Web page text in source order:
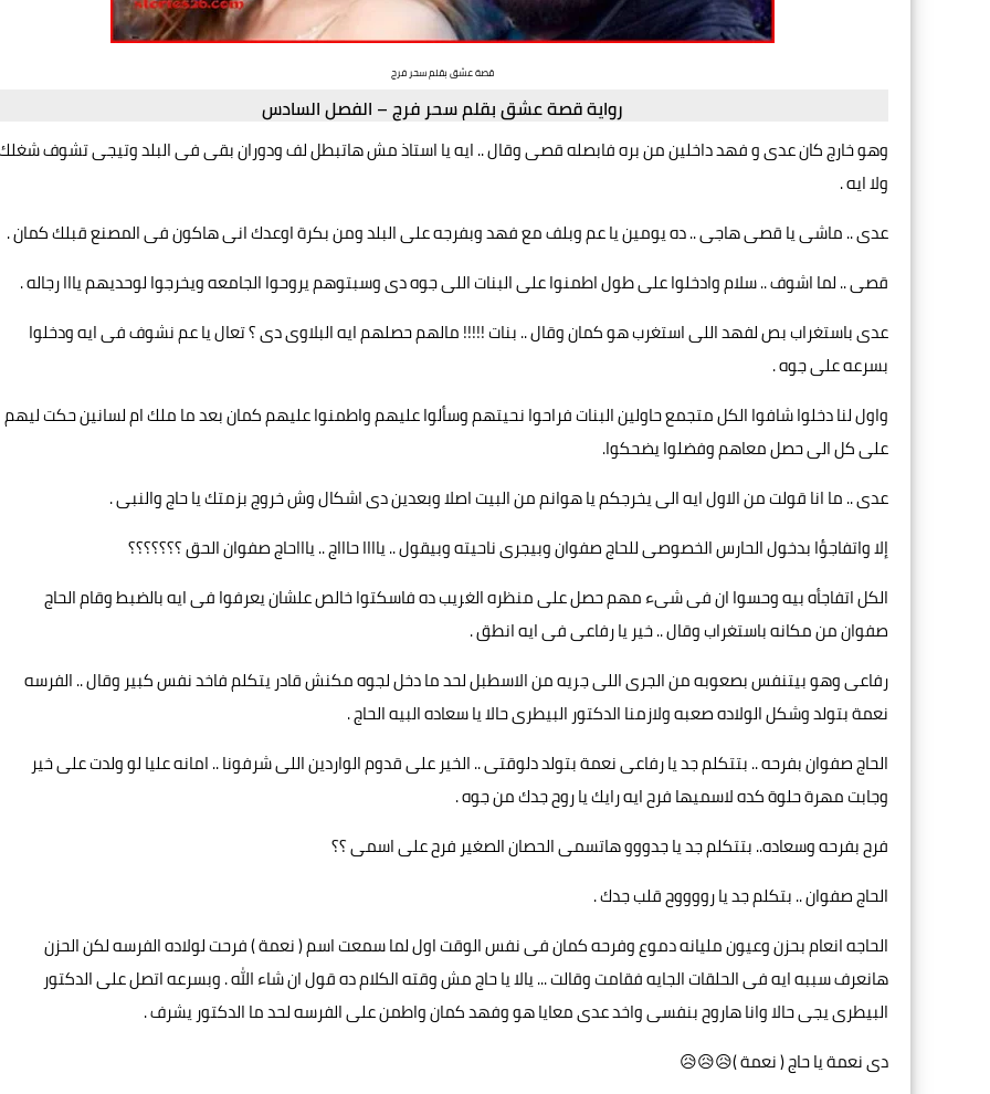
قصة عشق بقلم سحر فرج
رواية قصة عشق بقلم سحر فرج – الفصل السادس
وهو خارج كان عدى و فهد داخلين من بره فابصله قصى وقال .. ايه يا استاذ مش هاتبطل لف ودوران بقى فى البلد وتيجى تشوف
ولا ايه .
عدى .. ماشى يا قصى هاجى .. ده يومين يا عم وبلف مع فهد وبفرجه على البلد ومن بكرة اوعدك انى هاكون فى المصنع قبلك كمان .
قصى .. لما اشوف .. سلام وادخلوا على طول اطمنوا على البنات اللى جوه دى وسبتوهم يروحوا الجامعه ويخرجوا لوحديهم يااا رجاله .
عدى باستغراب بص لفهد اللى استغرب هو كمان وقال .. بنات !!!!! مالهم حصلهم ايه البلاوى دى ؟ تعال يا عم نشوف فى ايه ودخلوا
بسرعه على جوه .
واول لنا دخلوا شافوا الكل متجمع حاولين البنات فراحوا نحيتهم وسألوا عليهم واطمنوا عليهم كمان بعد ما ملك ام لسانين حكت ليهم
على كل الى حصل معاهم وفضلوا يضحكوا.
عدى .. ما انا قولت من الاول ايه الى يخرجكم يا هوانم من البيت اصلا وبعدين دى اشكال وش خروج بزمتك يا حاج والنبى .
إلا واتفاجؤا بدخول الحارس الخصوصى للحاج صفوان وبيجرى ناحيته وبيقول .. ياااا حاااج .. ياااحاج صفوان الحق ؟؟؟؟؟؟؟
الكل اتفاجأه بيه وحسوا ان فى شىء مهم حصل على منظره الغريب ده فاسكتوا خالص علشان يعرفوا فى ايه بالضبط وقام الحاج
صفوان من مكانه باستغراب وقال .. خير يا رفاعى فى ايه انطق .
رفاعى وهو بيتنفس بصعوبه من الجرى اللى جريه من الاسطبل لحد ما دخل لجوه مكنش قادر يتكلم فاخد نفس كبير وقال .. الفرسه
نعمة بتولد وشكل الولاده صعبه ولازمنا الدكتور البيطرى حالا يا سعاده البيه الحاج .
الحاج صفوان بفرحه .. بتتكلم جد يا رفاعى نعمة بتولد دلوقتى .. الخير على قدوم الواردين اللى شرفونا .. امانه عليا لو ولدت على خير
وجابت مهرة حلوة كده لاسميها فرح ايه رايك يا روح جدك من جوه .
فرح بفرحه وسعاده.. بتتكلم جد يا جدووو هاتسمى الحصان الصغير فرح على اسمى ؟؟
الحاج صفوان .. بتكلم جد يا رووووح قلب جدك .
الحاجه انعام بحزن وعيون مليانه دموع وفرحه كمان فى نفس الوقت اول لما سمعت اسم ( نعمة ) فرحت لولاده الفرسه لكن الحزن
هانعرف سببه ايه فى الحلقات الجايه فقامت وقالت ... يالا يا حاج مش وقته الكلام ده قول ان شاء الله . وبسرعه اتصل على الدكتور
البيطرى يجى حالا وانا هاروح بنفسى واخد عدى معايا هو وفهد كمان واطمن على الفرسه لحد ما الدكتور يشرف .
دى نعمة يا حاج ( نعمة )😥😥😥